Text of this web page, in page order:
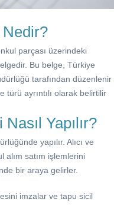
parçası üzerindeki
Bu belge, Türkiye
tarafından düzenlenir
türü ayrıntılı olarak belirtilir
Yapılır?
yapılır. Alıcı ve
alım satım işlemlerini
bir araya gelirler.
imzalar ve tapu sicil